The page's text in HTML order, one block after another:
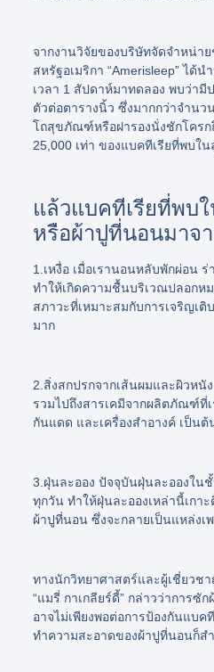
จากงานวิจัยของบริษัทจัดจำหน่า
สหรัฐอเมริกา “Amerisleep”ได้นำ
เวลา 1 สัปดาห์มาทดลอง พบว่า
ตัวต่อตารางนิ้ว ซึ่งมากกว่าจำนว
โถสุขภัณฑ์หรือฝารองนั่งชักโครก
25,000 เท่า ของแบคทีเรียที่พบใ
แล้วแบคทีเรียที่พบ
หรือผ้าปูที่นอนมาจ
1.เหงื่อ เมื่อเรานอนหลับพักผ่อน ร่
ทำให้เกิดความชื้นบริเวณปลอกห
สภาวะที่เหมาะสมกับการเจริญเติ
มาก
2.สิ่งสกปรกจากเส้นผมและผิวหนัง
รวมไปถึงสารเคมีจากผลิตภัณฑ์ที่
กันแดด และเครื่องสำอางค์ เป็นต้
3.ฝุ่นละออง ปัจจุบันฝุ่นละอองใน
ทุกวัน ทำให้ฝุ่นละอองเหล่านี้เกา
ผ้าปูที่นอน ซึ่งจะกลายเป็นแหล่ง
ทางนักวิทยาศาสตร์และผู้เชี่ยวช
“แมรี่ กาเกลียร์ดี้”กล่าวว่าการซัก
อาจไม่เพียงพอต่อการป้องกันแบค
ทำความสะอาดของผ้าปูที่นอนก็ส